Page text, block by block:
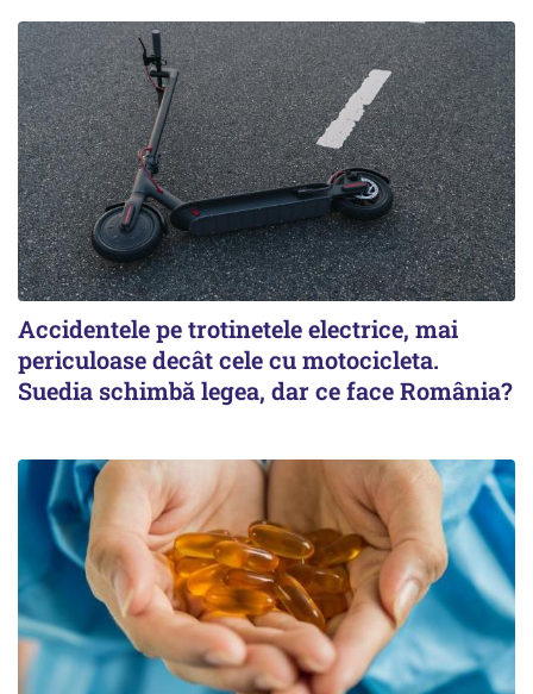
Accidentele pe trotinetele electrice, mai
periculoase decât cele cu motocicleta.
Suedia schimbă legea, dar ce face România?